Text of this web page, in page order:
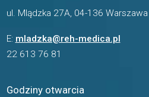
ul. Mlądzka 27A, 04-136 Warszawa
E: mladzka@reh-medica.pl
22 613 76 81
Godziny otwarcia